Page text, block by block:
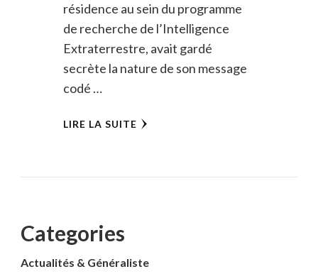
résidence au sein du programme
de recherche de l’Intelligence
Extraterrestre, avait gardé
secrète la nature de son message
codé …
LIRE LA SUITE
Categories
Actualités & Généraliste